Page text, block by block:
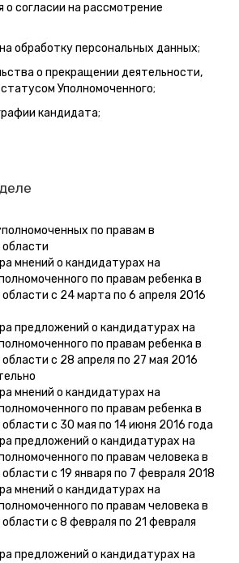
о согласии на рассмотрение
обработку персональных данных;
о прекращении деятельности,
Уполномоченного;
кандидата;
по правам в
мнений о кандидатурах на
по правам ребенка в
с 24 марта по 6 апреля 2016
предложений о кандидатурах на
по правам ребенка в
с 28 апреля по 27 мая 2016
мнений о кандидатурах на
по правам ребенка в
с 30 мая по 14 июня 2016 года
предложений о кандидатурах на
по правам человека в
с 19 января по 7 февраля 2018
мнений о кандидатурах на
по правам человека в
с 8 февраля по 21 февраля
предложений о кандидатурах на